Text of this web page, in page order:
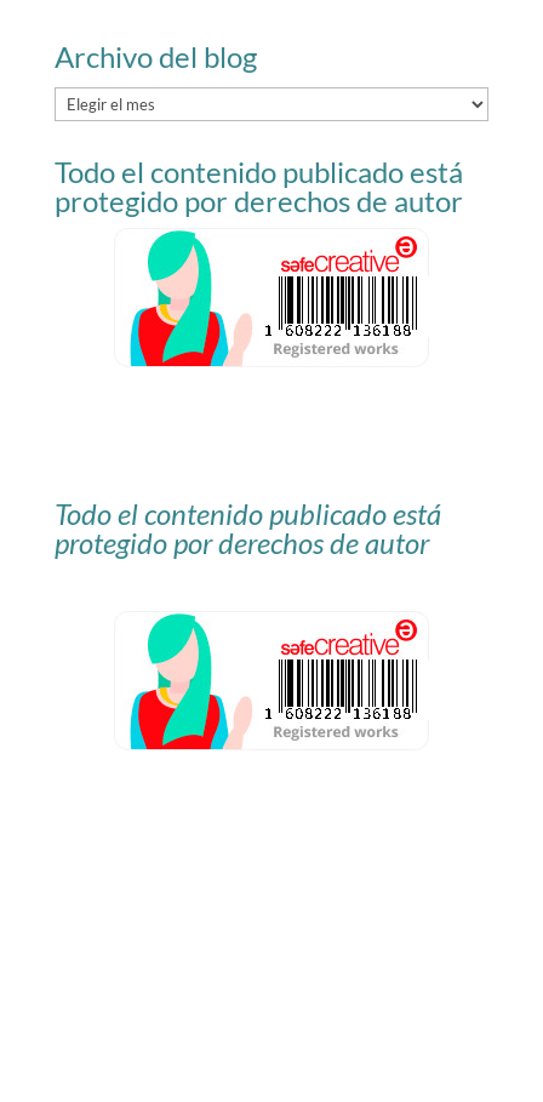
Archivo del blog
Archivo
blog
Todo el contenido publicado está
protegido por derechos de autor
Todo el contenido publicado está
protegido por derechos de autor